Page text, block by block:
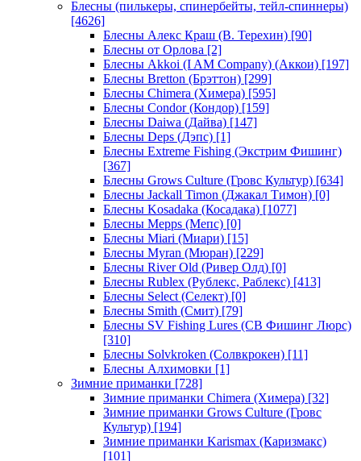
Блесны (пилькеры, спинербейты, тейл-спиннеры)
[4626]
Блесны Алекс Краш (В. Терехин) [90]
Блесны от Орлова [2]
Блесны Akkoi (I AM Company) (Аккои) [197]
Блесны Bretton (Брэттон) [299]
Блесны Chimera (Химера) [595]
Блесны Condor (Кондор) [159]
Блесны Daiwa (Дайва) [147]
Блесны Deps (Дэпс) [1]
Блесны Extreme Fishing (Экстрим Фишинг)
[367]
Блесны Grows Culture (Гровс Культур) [634]
Блесны Jackall Timon (Джакал Тимон) [0]
Блесны Kosadaka (Косадака) [1077]
Блесны Mepps (Мепс) [0]
Блесны Miari (Миари) [15]
Блесны Myran (Мюран) [229]
Блесны River Old (Ривер Олд) [0]
Блесны Rublex (Рублекс, Раблекс) [413]
Блесны Select (Селект) [0]
Блесны Smith (Смит) [79]
Блесны SV Fishing Lures (СВ Фишинг Люрс)
[310]
Блесны Solvkroken (Солвкрокен) [11]
Блесны Алхимовки [1]
Зимние приманки [728]
Зимние приманки Chimera (Химера) [32]
Зимние приманки Grows Culture (Гровс
Культур) [194]
Зимние приманки Karismax (Каризмакс)
[101]